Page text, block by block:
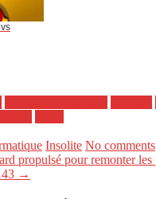
Insolite No comments
propulsé pour remonter les
→